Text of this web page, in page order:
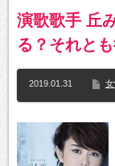
演歌歌手 丘
る？それと
2019.01.31